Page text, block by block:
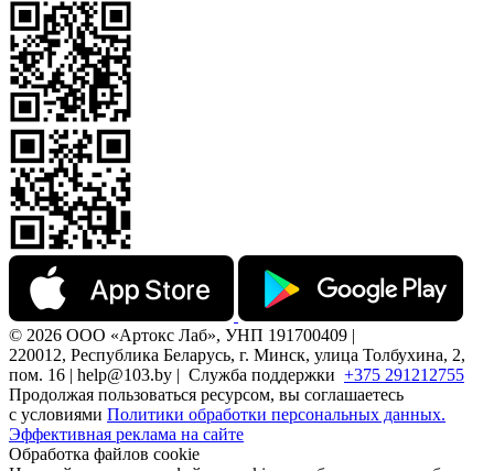
© 2026 ООО «Артокс Лаб», УНП 191700409 |
220012, Республика Беларусь, г. Минск, улица Толбухина, 2,
пом. 16 | help@103.by | Служба поддержки +375 291212755
Продолжая пользоваться ресурсом, вы соглашаетесь
с условиями Политики обработки персональных данных.
Эффективная реклама на сайте
Обработка файлов cookie